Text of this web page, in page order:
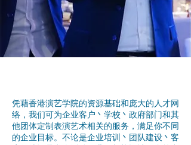
凭藉香港演艺学院的资源基础和庞大的人才网
络，我们可为企业客户丶学校丶政府部门和其
他团体定制表演艺术相关的服务，满足你不同
的企业目标。不论是企业培训丶团队建设丶客